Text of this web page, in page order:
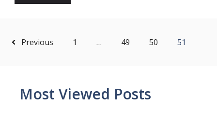
Previous 1 … 49 50 51
Most Viewed Posts